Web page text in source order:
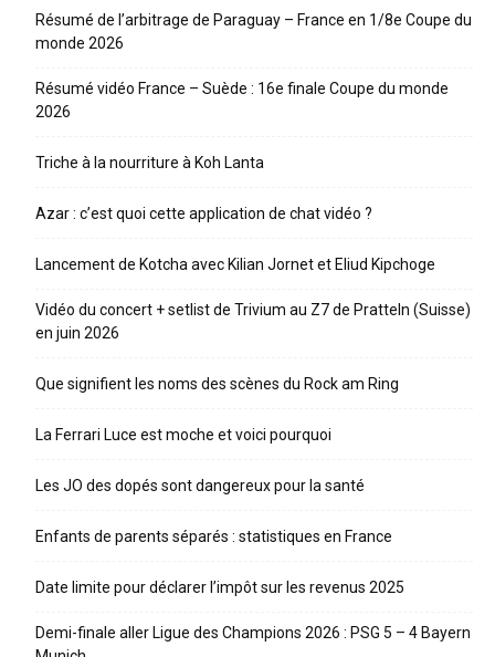
Résumé de l’arbitrage de Paraguay – France en 1/8e Coupe du
monde 2026
Résumé vidéo France – Suède : 16e finale Coupe du monde
2026
Triche à la nourriture à Koh Lanta
Azar : c’est quoi cette application de chat vidéo ?
Lancement de Kotcha avec Kilian Jornet et Eliud Kipchoge
Vidéo du concert + setlist de Trivium au Z7 de Pratteln (Suisse)
en juin 2026
Que signifient les noms des scènes du Rock am Ring
La Ferrari Luce est moche et voici pourquoi
Les JO des dopés sont dangereux pour la santé
Enfants de parents séparés : statistiques en France
Date limite pour déclarer l’impôt sur les revenus 2025
Demi-finale aller Ligue des Champions 2026 : PSG 5 – 4 Bayern